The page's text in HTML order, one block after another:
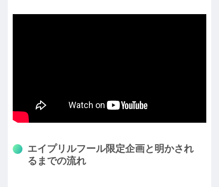
エイプリルフール限定企画と明かされ
るまでの流れ